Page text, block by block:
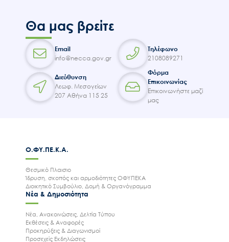
Θα μας βρείτε
Email
info@necca.gov.gr
Τηλέφωνο
2108089271
Διεύθυνση
Λεωφ. Μεσογείων
207 Αθήνα 115 25
Φόρμα
Επικοινωνίας
Επικοινωνήστε μαζί
μας
Ο.ΦΥ.ΠΕ.Κ.Α.
Θεσμικό Πλαισιο
Ίδρυση, σκοπός και αρμοδιότητες ΟΦΥΠΕΚΑ
Διοικητικό Συμβούλιο, Δομή & Οργανόγραμμα
Νέα & Δημοσιότητα
Νέα, Ανακοινώσεις, Δελτία Τύπου
Εκθέσεις & Αναφορές
Προκηρύξεις & Διαγωνισμοί
Προσεχείς Εκδηλώσεις